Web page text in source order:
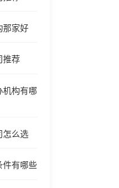
那家好
推荐
机构有哪
怎么选
件有哪些